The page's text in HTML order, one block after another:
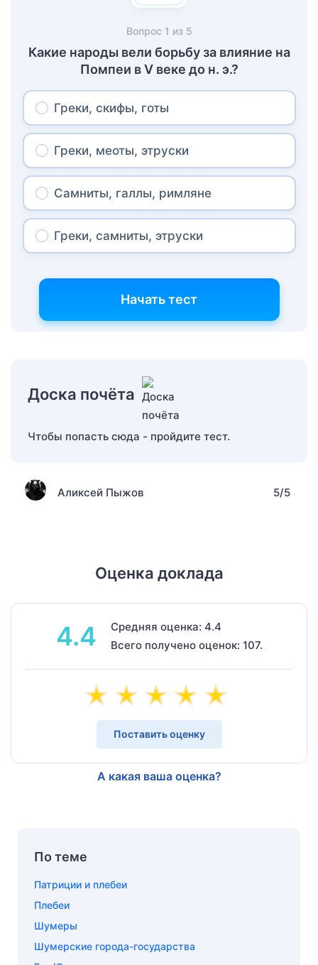
Вопрос 1 из 5
Какие народы вели борьбу за влияние на
Помпеи в V веке до н. э.?
Греки, скифы, готы
Греки, меоты, этруски
Самниты, галлы, римляне
Греки, самниты, этруски
Начать тест
Доска почёта
Чтобы попасть сюда - пройдите тест.
Аликсей Пыжов 5/5
Оценка доклада
4.4
Средняя оценка: 4.4
Всего получено оценок: 107.
Поставить оценку
А какая ваша оценка?
По теме
Патриции и плебеи
Плебеи
Шумеры
Шумерские города-государства